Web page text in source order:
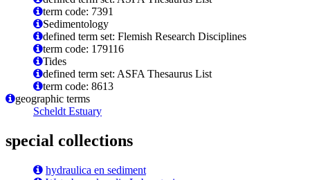
term code: 7391
Sedimentology
defined term set: Flemish Research Disciplines
term code: 179116
Tides
defined term set: ASFA Thesaurus List
term code: 8613
geographic terms
Scheldt Estuary
special collections
hydraulica en sediment